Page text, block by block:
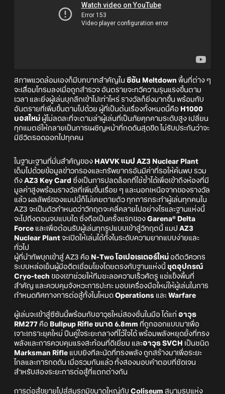
สภาพแวดล้อมเองก็มีบทบาทสำคัญใน ซีซัน Meltdown พื้นที่ต่าง ๆ
จะเสื่อมโทรมลงเมื่อถูกสำรวจ อันตรายจะทวีความรุนแรงขึ้นตาม
เวลา และยิ่งผู้เล่นบุกลึกเข้าไปเท่าไหร่ รางวัลก็ยิ่งมากขึ้น พร้อมกับ
อันตรายที่เพิ่มขึ้นตามไปด้วย ผู้ที่เป็นต้นเรื่องทั้งหมดนี้คือ H1000
บอสใหม่ ผู้ไม่ลดละที่จะตามล่าผู้เล่นที่เป็นภัยคุกคามระดับสูง เปลี่ยน
ทุกแมตช์ให้กลายเป็นการเผชิญหน้าที่กดดันสุดขีด ไม่รับประกันว่าจะ
มีชีวิตรอดออกไปทุกคน
ในฐานะฐานที่มั่นสำคัญของ HAVVK แมป AZ3 Nuclear Plant
เต็มไปด้วยข้อมูลข่าวกรองและทรัพยากรอันมีค่าที่รอให้ค้นพบ รวม
ถึง AZ3 Key Card ซึ่งเป็นการปลดล็อกที่ใช้ซ้ำได้เพื่อเข้าถึงห้องที่มี
มูลค่าสูงพร้อมรางวัลที่เพิ่มขึ้นเรื่อย ๆ และนอกเหนือจากของรางวัล
แล้ว ผลลัพธ์ของแมปนี้ก็ไม่เคยตายตัว ทุกการกระทำผู้เล่นทุกคนใน
AZ3 จะเป็นตัวกำหนดว่าวิกฤตจะคลี่คลายไปอย่างไรและฐานแห่งนี้
จะไปถึงตอนจบแบบใด ซึ่งถือเป็นครั้งแรกของ Garena® Delta
Force และเพื่อต้อนรับผู้เล่นทุกรูปแบบเข้าสู่วิกฤตนี้ แมป AZ3
Nuclear Plant จะเปิดให้เล่นได้ทั้งในระดับความยากแบบง่ายและ
ทั่วไป
ผู้ที่นำทัพบุกเข้าสู่ AZ3 คือ N-Two โอเปอเรเตอร์ใหม่ อดีตวิศวกร
ระบบหล่อเย็นผู้มีอดีตเชื่อมโยงโดยตรงกับฐานแห่งนี้ ชุดอุปกรณ์
Cryo-tech ของเขาช่วยให้ทีมชะลอความเร็วศัตรู แช่แข็งพื้นที่
สำคัญ และควบคุมจังหวะการปะทะ มอบเครื่องมือใหม่ให้ผู้เล่นในการ
กำหนดทิศทางการต่อสู้ทั้งในโหมด Operations และ Warfare
ผู้เล่นจะเข้าสู่ซีซันนี้พร้อมกับอาวุธใหม่สองชิ้นในมือ ได้แก่ อาวุธ
RM277 คือ Bullpup Rifle ขนาด 6.8mm ที่ถูกออกแบบมาเพื่อ
เจาะเกราะยุคใหม่ ปืนคู่ใจระยะกลางที่ไว้ใจได้ พร้อมพลังหยุดยั้งที่ทรง
พลังและการควบคุมแรงสะท้อนที่ดีเยี่ยม และอาวุธ SVCH เป็นชนิด
Marksman Rifle แบบยิงทีละนัดที่ทรงพลัง ถูกสร้างมาเพื่อระยะ
ไกลและการกดดัน เมื่อรวมกันแล้ว ทั้งสองมอบคำตอบที่ชัดเจน
สำหรับสองระยะการต่อสู้ที่แตกต่างกัน
การต่อสู้ขยายไปสู่สมรภูมิขนาดใหญ่กับ Coliseum สนามรบแห่ง